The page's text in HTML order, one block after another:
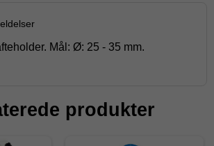
Mål: Ø: 25 - 35 mm.
produkter